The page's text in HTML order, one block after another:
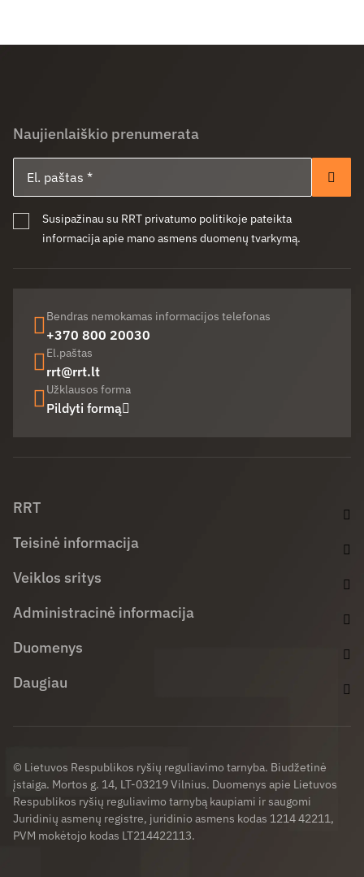
Naujienlaiškio prenumerata
Susipažinau su RRT privatumo politikoje pateikta
informacija apie mano asmens duomenų tvarkymą.
Bendras nemokamas informacijos telefonas
+370 800 20030
El.paštas
rrt@rrt.lt
Užklausos forma
Pildyti formą
RRT
Teisinė informacija
Veiklos sritys
Administracinė informacija
Duomenys
Daugiau
© Lietuvos Respublikos ryšių reguliavimo tarnyba. Biudžetinė
įstaiga. Mortos g. 14, LT-03219 Vilnius. Duomenys apie Lietuvos
Respublikos ryšių reguliavimo tarnybą kaupiami ir saugomi
Juridinių asmenų registre, juridinio asmens kodas 1214 42211,
PVM mokėtojo kodas LT214422113.